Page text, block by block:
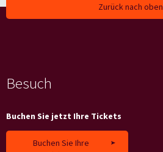
Zurück nach oben
Besuch
Buchen Sie jetzt Ihre Tickets
Buchen Sie Ihre